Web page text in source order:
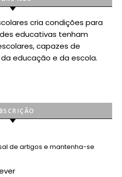
cria condições para
educativas tenham
capazes de
educação e da escola.
de artigos e mantenha-se